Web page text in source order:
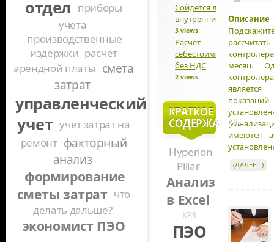
Описание
месяц.
имеются
(ДАЛЕЕ…)
Сойдется ли
внутренний оборот?
3 views
Расчет
себестоимости
без НДС
2 views
КРАТКОЕ
СОДЕРЖАНИЕ
Hyperion
Pillar
Анализ
в Excel
КРЗ
ПЭО
отдел приборы
учета
производственные
издержки расчет
арендной платы смета
затрат
управленческий
учет учет затрат на
ремонт факторный
анализ
формирование
сметы затрат что
делать дальше?
экономист ПЭО